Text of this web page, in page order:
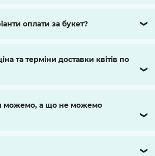
оплати за букет? ❯
та терміни доставки квітів по
❯
можемо, а що не можемо
❯
❯